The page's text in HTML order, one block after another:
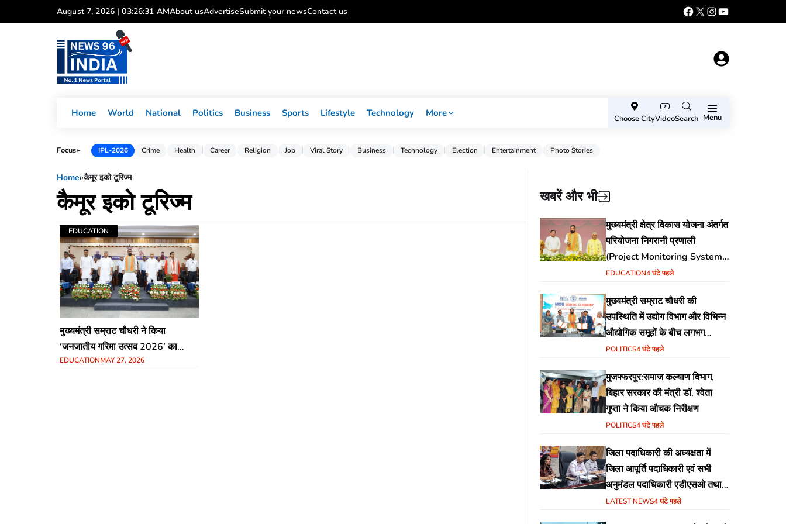
to
August 7, 2026 | 03:26:31 AMAbout usAdvertiseSubmit your newsContact us
Home World National Politics Business Sports Lifestyle Technology More
Choose CityVideoSearch Menu
Focus► IPL-2026 Crime Health Career Religion Job Viral Story Business Technology Election Entertainment Photo Stories
Home»कैमूर इको टूरिज्म
कैमूर इको टूरिज्म
EDUCATION
मुख्यमंत्री सम्राट चौधरी ने किया
‘जनजातीय गरिमा उत्सव 2026’ का
शुभारंभ: SC-ST छात्रों के लिए छात्रवृत्ति
EDUCATIONMAY 27, 2026
खबरें और भी
मुख्यमंत्री क्षेत्र विकास योजना अंतर्गत
परियोजना निगरानी प्रणाली
(Project Monitoring System)
वेब पोर्टल का शुभारंभ
EDUCATION4 घंटे पहले
मुख्यमंत्री सम्राट चौधरी की
उपस्थिति में उद्योग विभाग और विभिन्न
औद्योगिक समूहों के बीच लगभग
₹51,600 करोड़ के निवेश हेतु
POLITICS4 घंटे पहले
मुजफ्फरपुर:समाज कल्याण विभाग,
बिहार सरकार की मंत्री डॉ. श्वेता
गुप्ता ने किया औचक निरीक्षण
POLITICS4 घंटे पहले
जिला पदाधिकारी की अध्यक्षता में
जिला आपूर्ति पदाधिकारी एवं सभी
अनुमंडल पदाधिकारी एडीएसओ तथा
एमोओ के साथ समीक्षा बैठक का
LATEST NEWS4 घंटे पहले